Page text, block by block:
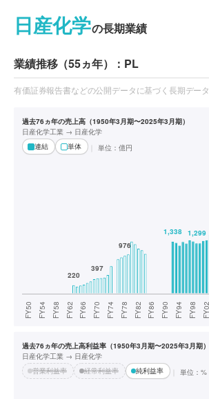
日産化学の長期業績
業績推移（55ヵ年）：PL
有価証券報告書などの公開データに基づく長期データ
過去76ヵ年の売上高（1950年3月期〜2025年3月期）
日産化学工業 → 日産化学
連結
単体 単位： 億円
過去76ヵ年の売上高利益率（1950年3月期〜2025年3月期）
日産化学工業 → 日産化学
営業利益率
経常利益率 純利益率 単位：%